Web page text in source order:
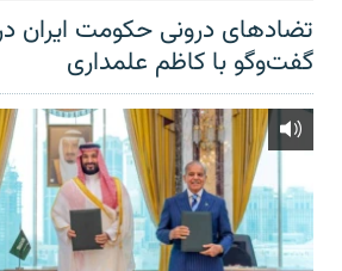
تضادهای درونی حکومت ایران
گفت‌‌وگو با کاظم علمداری